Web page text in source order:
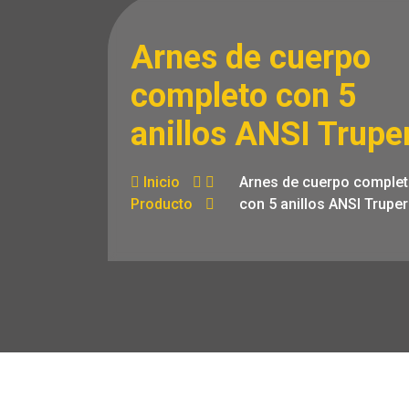
Arnes de cuerpo
completo con 5
anillos ANSI
Inicio
Producto
Arnes de cuerpo
con 5 anillos ANSI Truper